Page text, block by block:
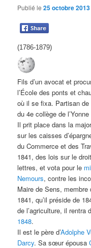
Publié le25 octobre 2013
(1786-1879)
Fils d’un avocat et
l’École des ponts et
où il se fixa. Partisan de
du 4e collège de
Il prit place dans la
sur les caisses
du Commerce et des
1841, des lois sur le
lettres, et vota pour le
Nemours, contre les
Maire de Sens, membre
1841, qu’il préside de
de l’agriculture, il rentra
1848.
Il est le père d’Adolphe
Darcy. Sa sœur épousa